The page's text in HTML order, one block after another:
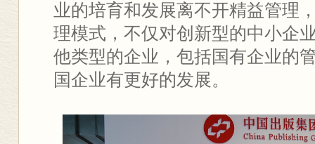
业的培育和发展离不开精益管理
理模式，不仅对创新型的中小企
他类型的企业，包括国有企业的
国企业有更好的发展。